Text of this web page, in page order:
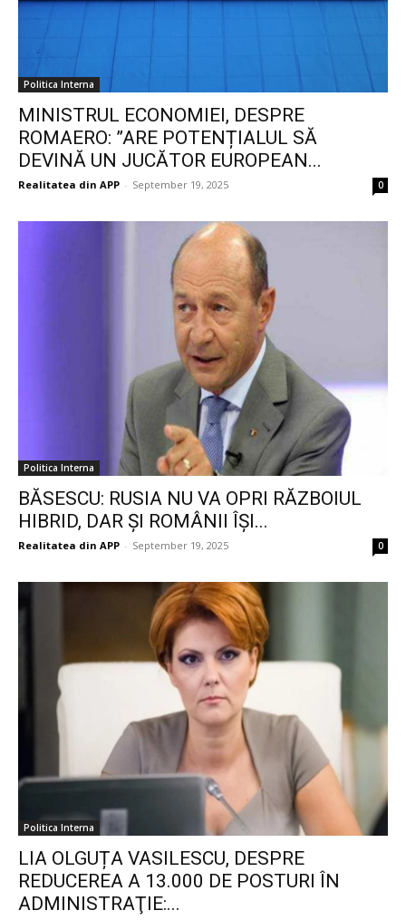
Politica Interna
MINISTRUL ECONOMIEI, DESPRE
ROMAERO: ”ARE POTENȚIALUL SĂ
DEVINĂ UN JUCĂTOR EUROPEAN...
Realitatea din APP - September 19, 2025 0
Politica Interna
BĂSESCU: RUSIA NU VA OPRI RĂZBOIUL
HIBRID, DAR ȘI ROMÂNII ÎȘI...
Realitatea din APP - September 19, 2025 0
Politica Interna
LIA OLGUȚA VASILESCU, DESPRE
REDUCEREA A 13.000 DE POSTURI ÎN
ADMINISTRAŢIE:...